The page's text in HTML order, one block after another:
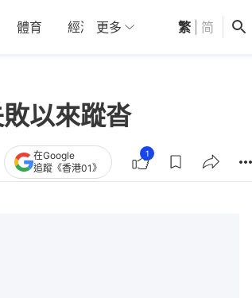
體育 經濟 01深圳 觀點 健康
更多 繁 简
以來蹤沓
在Google
追蹤《香港01》
1